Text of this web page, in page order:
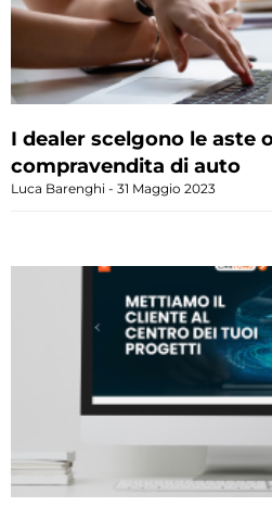
I dealer scelgono le aste
compravendita di auto
Luca Barenghi 31 Maggio 2023